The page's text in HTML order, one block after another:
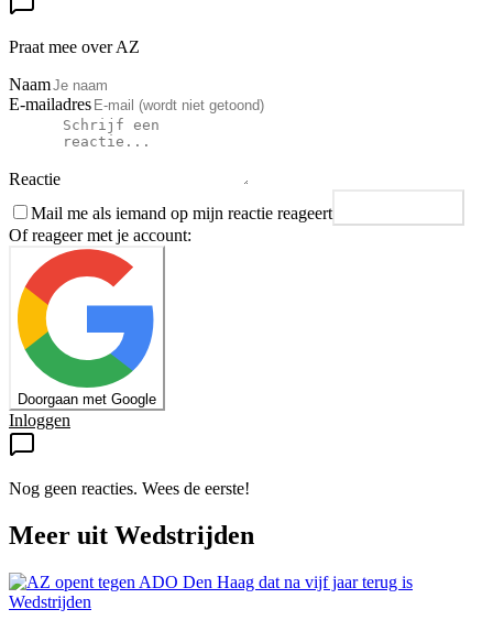
Praat mee over AZ
Naam
E-mailadres
Reactie
Mail me als iemand op mijn reactie reageert
Of reageer met je account:
Doorgaan met Google
Inloggen
Nog geen reacties. Wees de eerste!
Meer uit Wedstrijden
Wedstrijden